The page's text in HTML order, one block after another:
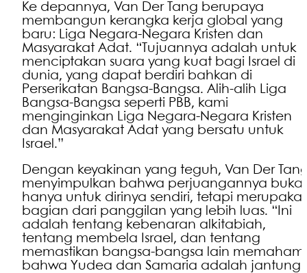
Ke depannya, Van Der Tang berupaya
membangun kerangka kerja global yang
baru: Liga Negara-Negara Kristen dan
Masyarakat Adat. “Tujuannya adalah untuk
menciptakan suara yang kuat bagi Israel di
dunia, yang dapat berdiri bahkan di
Perserikatan Bangsa-Bangsa. Alih-alih Liga
Bangsa-Bangsa seperti PBB, kami
menginginkan Liga Negara-Negara Kristen
dan Masyarakat Adat yang bersatu untuk
Israel.”
Dengan keyakinan yang teguh, Van Der
menyimpulkan bahwa perjuangannya
hanya untuk dirinya sendiri, tetapi
bagian dari panggilan yang lebih luas. “Ini
adalah tentang kebenaran alkitabiah,
tentang membela Israel, dan tentang
memastikan bangsa-bangsa lain memahami
bahwa Yudea dan Samaria adalah jantung